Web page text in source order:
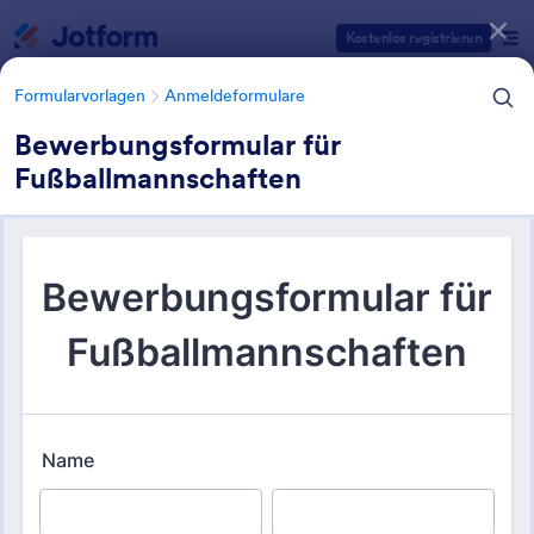
Kostenlos registrieren
Formularvorlagen Anmeldeformulare
Bewerbungsformular für
Fußballmannschaften
Sportanmeldeformulare
47 Vorlagen
Formularvorlagen Kategorien